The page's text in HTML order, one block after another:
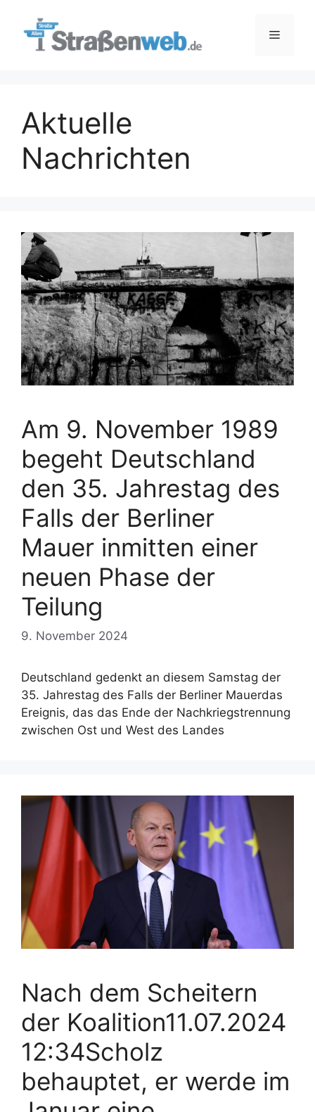
Menü
Aktuelle
Nachrichten
Am 9. November 1989
begeht Deutschland
den 35. Jahrestag des
Falls der Berliner
Mauer inmitten einer
neuen Phase der
Teilung
9. November 2024
Deutschland gedenkt an diesem Samstag der
35. Jahrestag des Falls der Berliner Mauerdas
Ereignis, das das Ende der Nachkriegstrennung
zwischen Ost und West des Landes
Nach dem Scheitern
der Koalition11.07.2024
12:34Scholz
behauptet, er werde im